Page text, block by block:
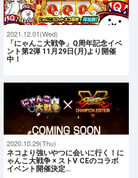
2021.12.01(Wed)
「にゃんこ大戦争」Q周年記念イベ
ント第2弾 11月29日(月)より開催
中！
2020.10.29(Thu)
ネコより強いやつに会いに行く！に
ゃんこ大戦争 × ストV CEのコラボ
イベント開催決定…